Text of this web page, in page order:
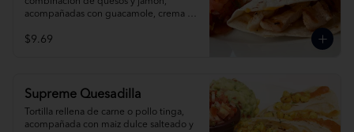
acompañadas con guacamole, crema
$9.69
Supreme Quesadilla
Tortilla rellena de carne o pollo tinga,
acompañada con maiz dulce salteado y